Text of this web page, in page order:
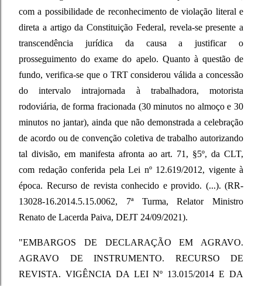
com a possibilidade de reconhecimento de violação literal e
direta a artigo da Constituição Federal, revela-se presente a
transcendência jurídica da causa a justificar o
prosseguimento do exame do apelo. Quanto à questão de
fundo, verifica-se que o TRT considerou válida a concessão
do intervalo intrajornada à trabalhadora, motorista
rodoviária, de forma fracionada (30 minutos no almoço e 30
minutos no jantar), ainda que não demonstrada a celebração
de acordo ou de convenção coletiva de trabalho autorizando
tal divisão, em manifesta afronta ao art. 71, §5º, da CLT,
com redação conferida pela Lei nº 12.619/2012, vigente à
época. Recurso de revista conhecido e provido. (...). (RR-
13028-16.2014.5.15.0062, 7ª Turma, Relator Ministro
Renato de Lacerda Paiva, DEJT 24/09/2021).
"EMBARGOS DE DECLARAÇÃO EM AGRAVO.
AGRAVO DE INSTRUMENTO. RECURSO DE
REVISTA. VIGÊNCIA DA LEI Nº 13.015/2014 E DA